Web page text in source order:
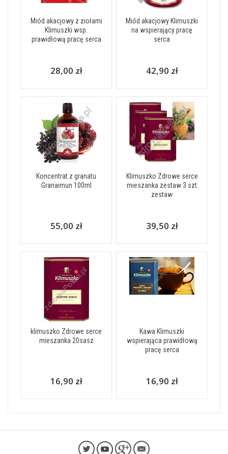
Miód akacjowy z ziołami
Klimuszki wsp.
prawidłową pracę serca
28,00 zł
Miód akacjowy Klimuszki
na wspierający pracę
serca
42,90 zł
Koncentrat z granatu
Granaimun 100ml
55,00 zł
Klimuszko Zdrowe serce
mieszanka zestaw 3 szt
zestaw
39,50 zł
klimuszko Zdrowe serce
mieszanka 20sasz
16,90 zł
Kawa Klimuszki
wspierająca prawidłową
pracę serca
16,90 zł